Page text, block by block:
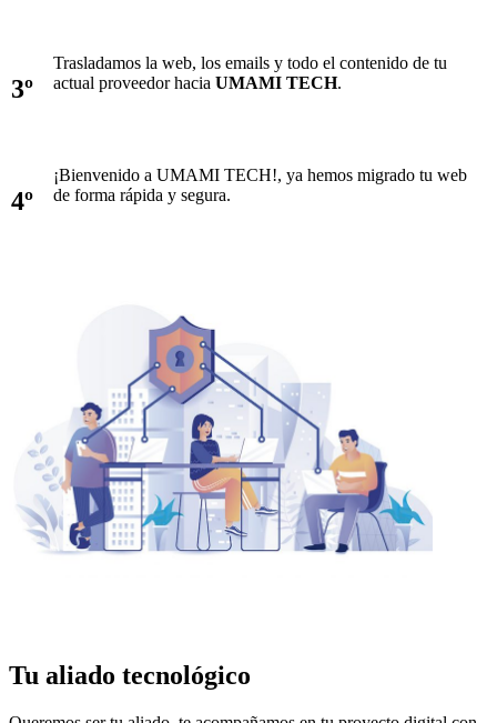
3º
Trasladamos la web, los emails y todo el contenido de tu
actual proveedor hacia UMAMI TECH.
4º
¡Bienvenido a UMAMI TECH!, ya hemos migrado tu web
de forma rápida y segura.
Tu aliado tecnológico